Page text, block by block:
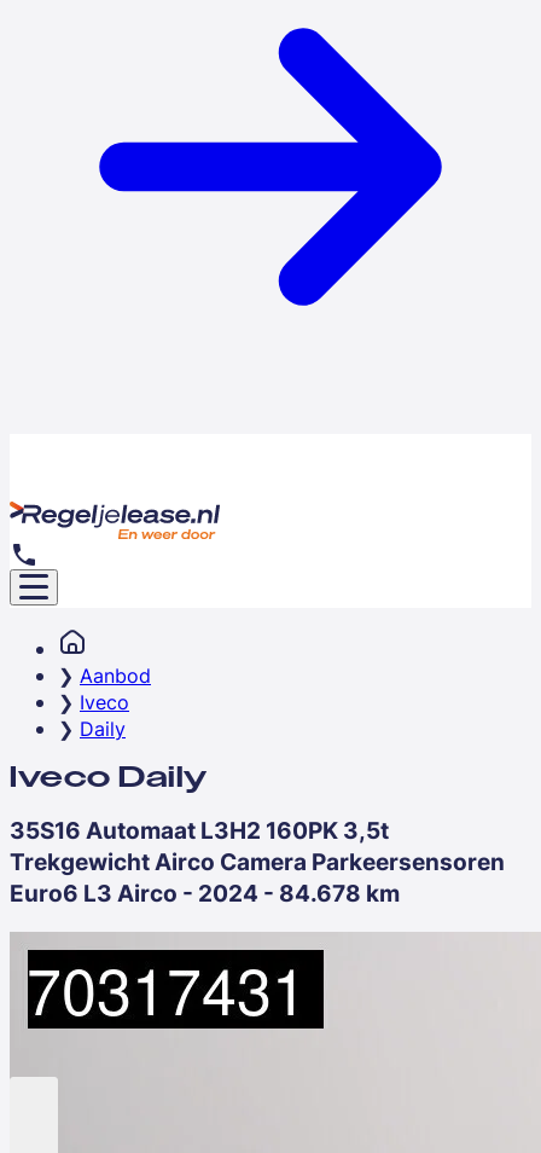
Aanbod
Iveco
Daily
Iveco Daily
35S16 Automaat L3H2 160PK 3,5t
Trekgewicht Airco Camera Parkeersensoren
Euro6 L3 Airco - 2024 - 84.678 km